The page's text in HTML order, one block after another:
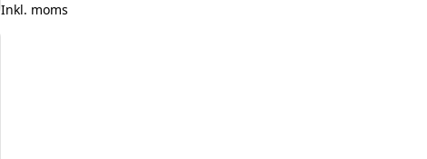
Inkl. moms